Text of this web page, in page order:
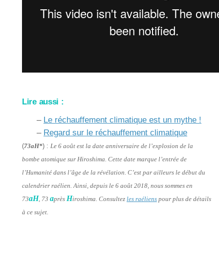
Lire aussi :
– Le réchauffement climatique est un mythe !
– Regard sur le réchauffement climatique
(73aH*) : Le 6 août est la date anniversaire de l’explosion de la
bombe atomique sur Hiroshima. Cette date marque l’entrée de
l’Humanité dans l’âge de la révélation. C’est par ailleurs le début du
calendrier raélien. Ainsi, depuis le 6 août 2018, nous sommes en
73aH, 73 après Hiroshima. Consultez les raéliens pour plus de détails
à ce sujet.